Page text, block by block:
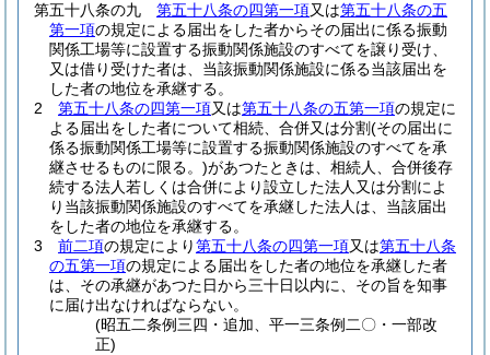
第五十八条の九
第五十八条の四第一項又は第五十八条の五
第一項の規定による届出をした者からその届出に係る振動
関係工場等に設置する振動関係施設のすべてを譲り受け、
又は借り受けた者は、当該振動関係施設に係る当該届出を
した者の地位を承継する。
2
第五十八条の四第一項又は第五十八条の五第一項の規定に
よる届出をした者について相続、合併又は分割(その届出に
係る振動関係工場等に設置する振動関係施設のすべてを承
継させるものに限る。)があつたときは、相続人、合併後存
続する法人若しくは合併により設立した法人又は分割によ
り当該振動関係施設のすべてを承継した法人は、当該届出
をした者の地位を承継する。
3
前二項の規定により第五十八条の四第一項又は第五十八条
の五第一項の規定による届出をした者の地位を承継した者
は、その承継があつた日から三十日以内に、その旨を知事
に届け出なければならない。
(昭五二条例三四・追加、平一三条例二〇・一部改
正)